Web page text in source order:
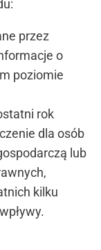
przez
o
poziomie
rok
dla osób
lub
kilku